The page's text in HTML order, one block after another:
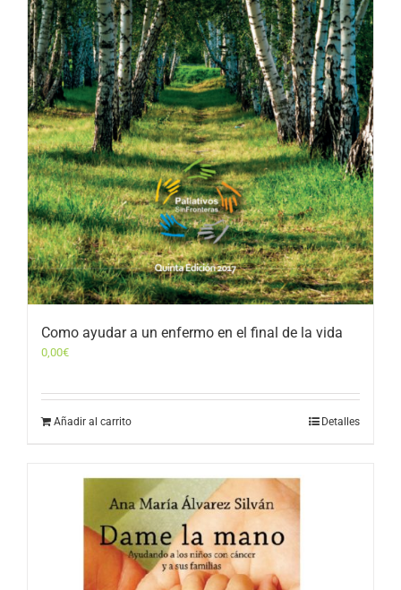
Como ayudar a un enfermo en el final de la vida
0,00€
Añadir al carrito Detalles